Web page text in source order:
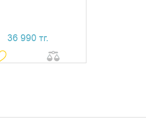
36 990 тг.